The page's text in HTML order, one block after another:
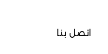
اتصل بنا